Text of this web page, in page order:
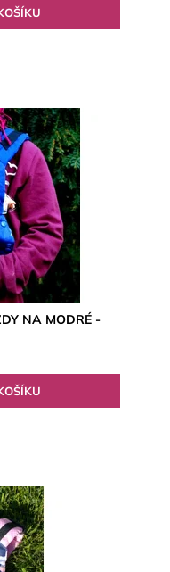
NA MODRÉ -